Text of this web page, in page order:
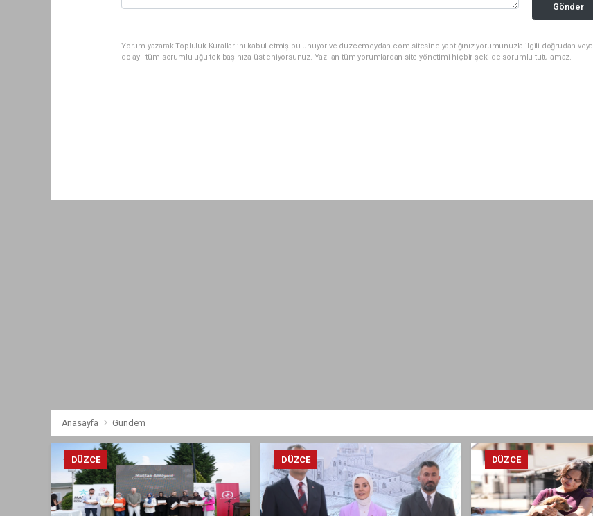
Gönder
Yorum yazarak Topluluk Kuralları’nı kabul etmiş bulunuyor ve duzcemeydan.com sitesine yaptığınız yorumunuzla ilgili doğrudan veya
dolaylı tüm sorumluluğu tek başınıza üstleniyorsunuz. Yazılan tüm yorumlardan site yönetimi hiçbir şekilde sorumlu tutulamaz.
Anasayfa Gündem
DÜZCE DÜZCE DÜZCE